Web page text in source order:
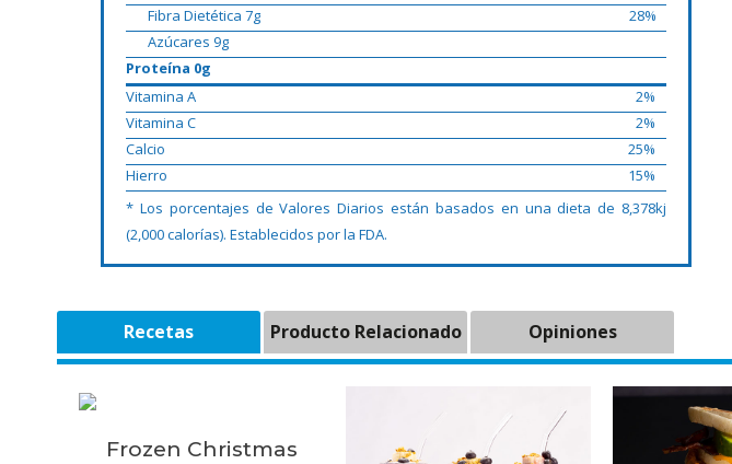
Fibra Dietética 7g
28%
Azúcares 9g
Proteína 0g
Vitamina A
2%
Vitamina C
2%
Calcio
25%
Hierro
15%
* Los porcentajes de Valores Diarios están basados en una dieta de 8,378kj
(2,000 calorías). Establecidos por la FDA.
Recetas Producto Relacionado Opiniones
Frozen Christmas